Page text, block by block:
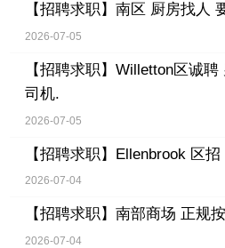
【招聘求职】 南区 厨房找人
2026-07-05
【招聘求职】 Willetton区诚聘
司机.
2026-07-05
【招聘求职】 Ellenbrook 区
2026-07-04
【招聘求职】 南部商场 正规
2026-07-04